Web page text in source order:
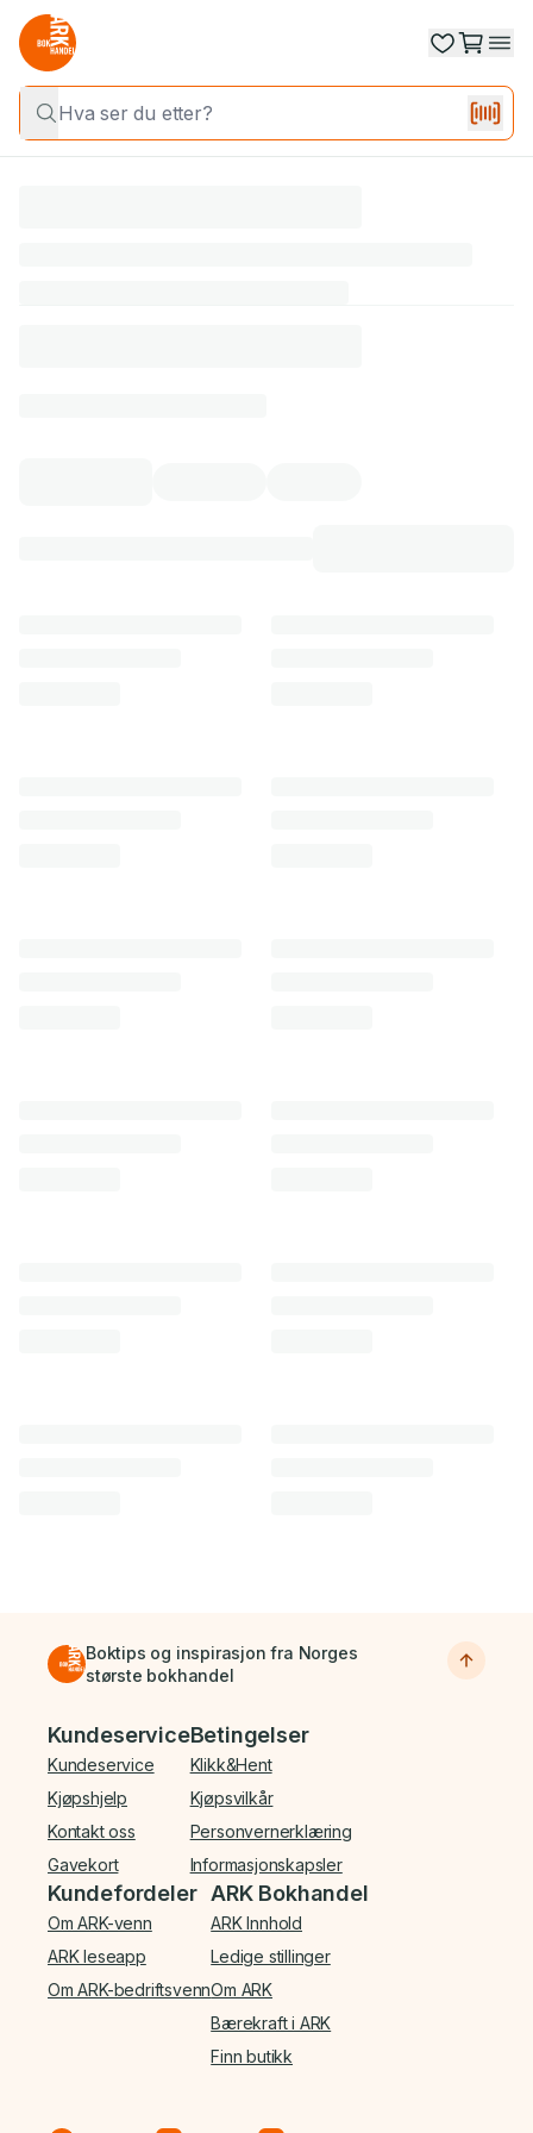
Boktips og inspirasjon fra Norges
største bokhandel
Bunnmeny
Kundeservice
Kundeservice
Kjøpshjelp
Kontakt oss
Gavekort
Betingelser
Klikk&Hent
Kjøpsvilkår
Personvernerklæring
Informasjonskapsler
Kundefordeler
Om ARK-venn
ARK leseapp
Om ARK-bedriftsvenn
ARK Bokhandel
ARK Innhold
Ledige stillinger
Om ARK
Bærekraft i ARK
Finn butikk